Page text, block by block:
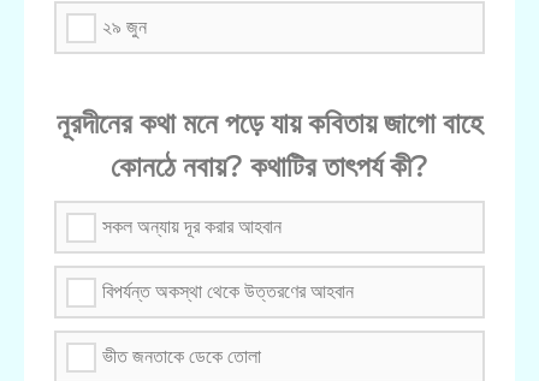
২৯ জুন
নূরদীনের কথা মনে পড়ে যায় কবিতায় জাগো বাহে
কোনঠে নবায়? কথাটির তাৎপর্য কী?
সকল অন্যায় দূর করার আহবান
বিপর্যন্ত অকস্থা থেকে উত্তরণের আহবান
ভীত জনতাকে ডেকে তোলা